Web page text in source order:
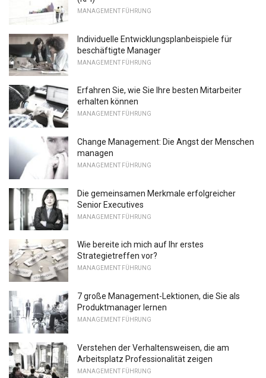
MANAGEMENT FÜHRUNG
Individuelle Entwicklungsplanbeispiele für
beschäftigte Manager
MANAGEMENT FÜHRUNG
Erfahren Sie, wie Sie Ihre besten Mitarbeiter
erhalten können
MANAGEMENT FÜHRUNG
Change Management: Die Angst der Menschen
managen
MANAGEMENT FÜHRUNG
Die gemeinsamen Merkmale erfolgreicher
Senior Executives
MANAGEMENT FÜHRUNG
Wie bereite ich mich auf Ihr erstes
Strategietreffen vor?
MANAGEMENT FÜHRUNG
7 große Management-Lektionen, die Sie als
Produktmanager lernen
MANAGEMENT FÜHRUNG
Verstehen der Verhaltensweisen, die am
Arbeitsplatz Professionalität zeigen
MANAGEMENT FÜHRUNG